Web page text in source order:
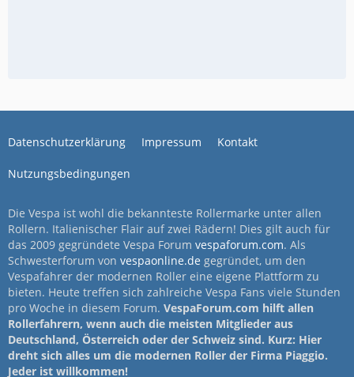
Datenschutzerklärung Impressum Kontakt
Nutzungsbedingungen
Die Vespa ist wohl die bekannteste Rollermarke unter allen
Rollern. Italienischer Flair auf zwei Rädern! Dies gilt auch für
das 2009 gegründete Vespa Forum vespaforum.com. Als
Schwesterforum von vespaonline.de gegründet, um den
Vespafahrer der modernen Roller eine eigene Plattform zu
bieten. Heute treffen sich zahlreiche Vespa Fans viele Stunden
pro Woche in diesem Forum. VespaForum.com hilft allen
Rollerfahrern, wenn auch die meisten Mitglieder aus
Deutschland, Österreich oder der Schweiz sind. Kurz: Hier
dreht sich alles um die modernen Roller der Firma Piaggio.
Jeder ist willkommen!